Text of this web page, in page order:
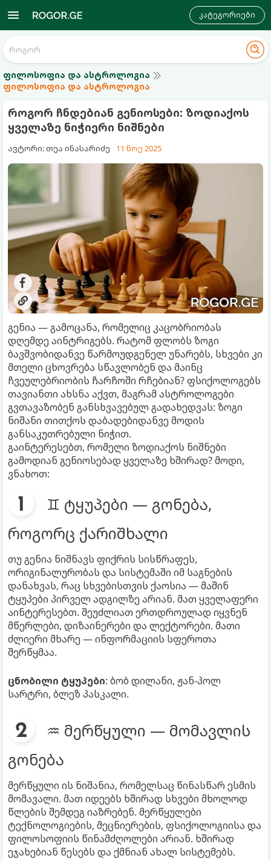
კატეგორიები
ფილოსოფია და ასტროლოგია
ფილოსოფია და ასტროლოგია
როგორ ჩნდებიან გენიოსები: ზოდიაქოს
ყველაზე ნიჭიერი ნიშნები
ავტორი: თეა ინასარიძე 11 ნოე 2025
გენია — გამოცანა, რომელიც კაცობრიობას
დღემდე აინტრიგებს. რატომ ფლობს ზოგი
ბავშვობიდანვე წარმოუდგენელ უნარებს, სხვები კი
მთელი ცხოვრება სწავლობენ და მაინც
ჩვეულებრიობის ჩარჩოში რჩებიან? ფსიქოლოგებს
თავიანთი ახსნა აქვთ, მაგრამ ასტროლოგები
გვთავაზობენ განსხვავებულ გადახედვას: ზოგი
ნიშანი თითქოს დაბადებიდანვე მოდის
განსაკუთრებული ნიჭით.
გაინტერესებთ, რომელი ზოდიაქოს ნიშნები
გამოდიან გენიოსებად ყველაზე ხშირად? მოდი,
ვნახოთ:
♊ ტყუპები — გონება,
როგორც ქარიშხალი
თუ გენია ნიშნავს ფიქრის სისწრაფეს,
ორიგინალურობას და სისტემაში იმ საგნების
დანახვას, რაც სხვებისთვის ქაოსია — მაშინ
ტყუპები პირველ ადგილზე არიან. მათ ყველაფერი
აინტერესებთ. შეუძლიათ ერთდროულად იყვნენ
მწერლები, დიზაინერები და ლექტორები. მათი
ძლიერი მხარე — ინფორმაციის სფეროთა
შერწყმაა.
ცნობილი ტყუპები: ბობ დილანი, ჟან-პოლ
სარტრი, ბლეზ პასკალი.
♒ მერწყული — მომავლის
გონება
მერწყული ის ნიშანია, რომელსაც წინასწარ ესმის
მომავალი. მათ იდეებს ხშირად სხვები მხოლოდ
წლების შემდეგ იაზრებენ. მერწყულები
ტექნოლოგიების, მეცნიერების, ფსიქოლოგიისა და
ფილოსოფიის წინამძღოლები არიან. ხშირად
ეჯახებიან წესებს და ქმნიან ახალ სისტემებს.